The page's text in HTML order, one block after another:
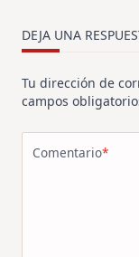
text">Página</
DEJA UNA
Tu dirección de
campos
Comentario*